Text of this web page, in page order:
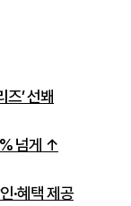
’ 선봬
넘게 ↑
·혜택 제공